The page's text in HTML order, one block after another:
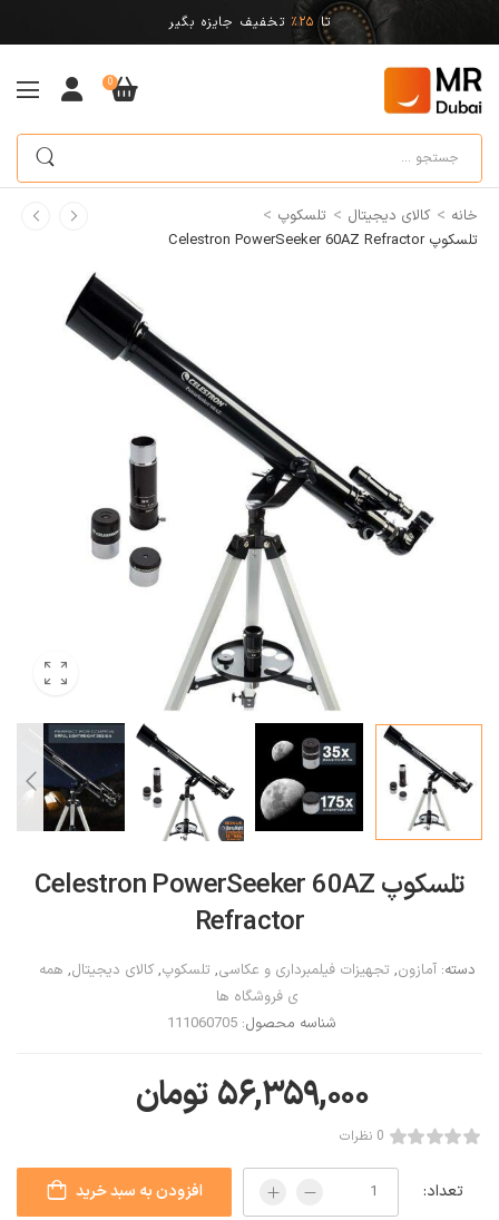
تا 25% تخفیف جایزه بگیر
0
خانه > کالای دیجیتال > تلسکوپ >
تلسکوپ Celestron PowerSeeker 60AZ Refractor
تلسکوپ Celestron PowerSeeker 60AZ
Refractor
دسته:آمازون, تجهیزات فیلمبرداری و عکاسی, تلسکوپ,کالای دیجیتال, همه
ی فروشگاه ها
شناسه محصول:111060705
۵۶,۳۵۹,۰۰۰ تومان
0 نظرات
تعداد: افزودن به سبد خرید